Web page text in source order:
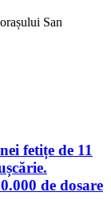
San
fetițe de 11
de dosare